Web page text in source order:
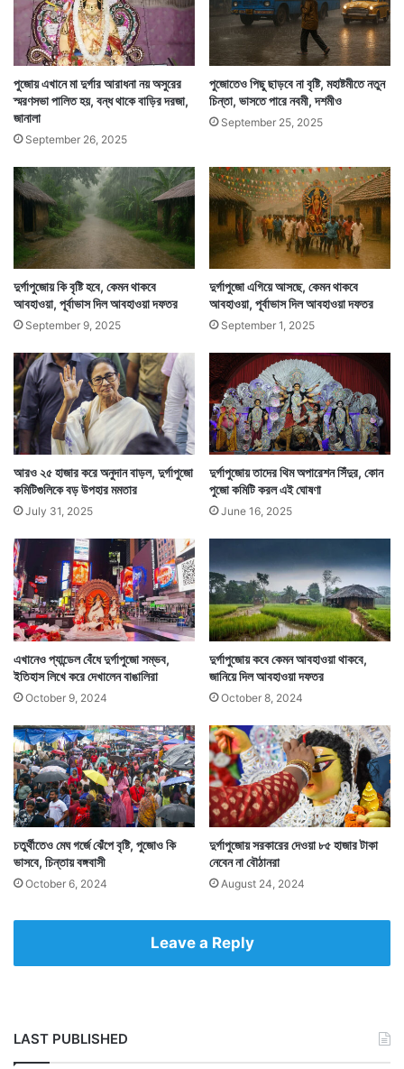
রয়েছে। বনেদি বাড়ির পুজো বিভাগে একের পর এক পুরস্কার
জিতেছে মতিলাল শীলের বাড়ির পুজো।
শীল বাড়ির পুজোর প্রস্তুতি শুরু হয় উল্টোরথের দিন থেকে।
উল্টোরথের দিনে গরানকাঠের কাঠামো পুজো হয়। পুজোর পুরোহিত ও
গড়েছেন অখিল পাল আর পুরোহিত গোপাল বটব্যাল।
ন
প্রা
চী
ন
এ
ই
জো
‌পুজোয় এখানে মা দুর্গার আরাধনা নয় অসুরের
স্মরণসভা পালিত হয়, বন্ধ থাকে বাড়ির দরজা,
জানালা
September 26, 2025
পুজোতেও পিছু ছাড়বে না বৃষ্টি, মহাষ্টমীতে নতুন
চিন্তা, ভাসতে পারে নবমী, দশমীও
September 25, 2025
দুর্গাপুজোয় কি বৃষ্টি হবে, কেমন থাকবে
আবহাওয়া, পূর্বাভাস দিল আবহাওয়া দফতর
September 9, 2025
দুর্গাপুজো এগিয়ে আসছে, কেমন থাকবে
আবহাওয়া, পূর্বাভাস দিল আবহাওয়া দফতর
September 1, 2025
আরও ২৫ হাজার করে অনুদান বাড়ল, দুর্গাপুজো
কমিটিগুলিকে বড় উপহার মমতার
July 31, 2025
দুর্গাপুজোয় তাদের থিম অপারেশন সিঁদুর, কোন
পুজো কমিটি করল এই ঘোষণা
June 16, 2025
এখানেও প্যান্ডেল বেঁধে দুর্গাপুজো সম্ভব,
ইতিহাস লিখে করে দেখালেন বাঙালিরা
October 9, 2024
দুর্গাপুজোয় কবে কেমন আবহাওয়া থাকবে,
জানিয়ে দিল আবহাওয়া দফতর
October 8, 2024
চতুর্থীতেও মেঘ গর্জে ঝেঁপে বৃষ্টি, পুজোও কি
ভাসবে, চিন্তায় বঙ্গবাসী
October 6, 2024
দুর্গাপুজোয় সরকারের দেওয়া ৮৫ হাজার টাকা
নেবেন না বৌঠানরা
August 24, 2024
Leave a Reply
LAST PUBLISHED